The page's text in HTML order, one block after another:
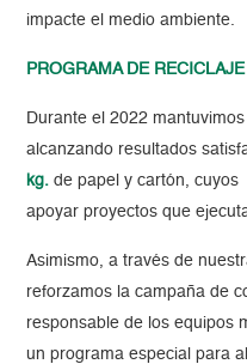
impacte el medio ambiente.
PROGRAMA DE
Durante el 2022
alcanzando resultados
kg.de papel y cartón, cuyos
apoyar proyectos que
Asimismo, a través de
reforzamos la campaña de
responsable de los equipos
un programa especial para